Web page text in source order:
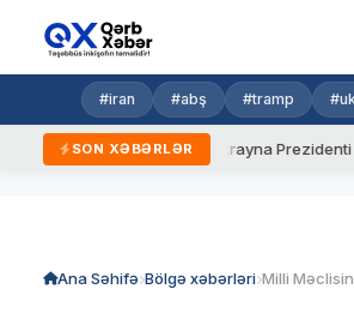
#iran #abş #tramp
SON XƏBƏRLƏR
qaydalar Ukrayna Prezidenti Ceyhun
Ana Səhifə Bölgə xəbərləri